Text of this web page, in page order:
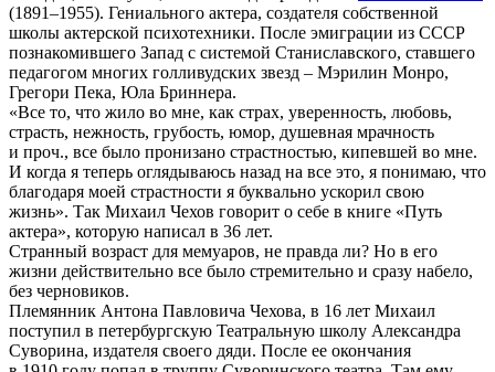
(1891–1955). Гениального актера, создателя собственной
школы актерской психотехники. После эмиграции из СССР
познакомившего Запад с системой Станиславского, ставшего
педагогом многих голливудских звезд – Мэрилин Монро,
Грегори Пека, Юла Бриннера.
«Все то, что жило во мне, как страх, уверенность, любовь,
страсть, нежность, грубость, юмор, душевная мрачность
и проч., все было пронизано страстностью, кипевшей во мне.
И когда я теперь оглядываюсь назад на все это, я понимаю, что
благодаря моей страстности я буквально ускорил свою
жизнь». Так Михаил Чехов говорит о себе в книге «Путь
актера», которую написал в 36 лет.
Странный возраст для мемуаров, не правда ли? Но в его
жизни действительно все было стремительно и сразу набело,
без черновиков.
Племянник Антона Павловича Чехова, в 16 лет Михаил
поступил в петербургскую Театральную школу Александра
Суворина, издателя своего дяди. После ее окончания